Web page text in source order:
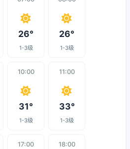
26°
1-3级
26°
1-3级
10:00
31°
1-3级
11:00
33°
1-3级
17:00 18:00